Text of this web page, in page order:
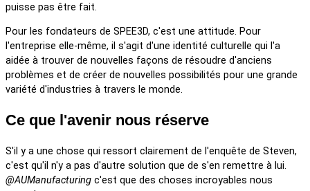
puisse pas être fait.
Pour les fondateurs de SPEE3D, c'est une attitude. Pour
l'entreprise elle-même, il s'agit d'une identité culturelle qui l'a
aidée à trouver de nouvelles façons de résoudre d'anciens
problèmes et de créer de nouvelles possibilités pour une grande
variété d'industries à travers le monde.
Ce que l'avenir nous réserve
S'il y a une chose qui ressort clairement de l'enquête de Steven,
c'est qu'il n'y a pas d'autre solution que de s'en remettre à lui.
@AUManufacturing c'est que des choses incroyables nous